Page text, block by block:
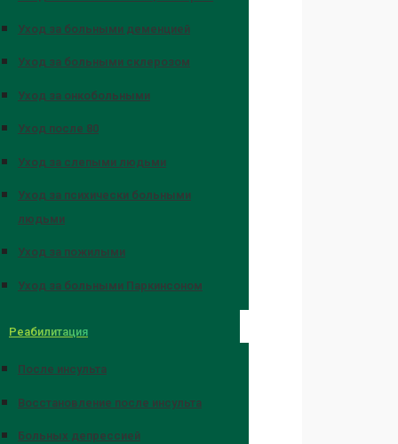
Уход за больными деменцией
Уход за больными склерозом
Уход за онкобольными
Уход после 80
Уход за слепыми людьми
Уход за психически больными
людьми
Уход за пожилыми
Уход за больными Паркинсоном
Реабилитация
После инсульта
Восстановление после инсульта
Больных депрессией